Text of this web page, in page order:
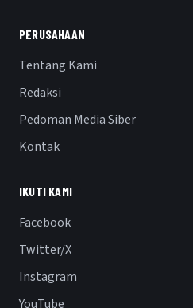
PERUSAHAAN
Tentang Kami
Redaksi
Pedoman Media Siber
Kontak
IKUTI KAMI
Facebook
Twitter/X
Instagram
YouTube